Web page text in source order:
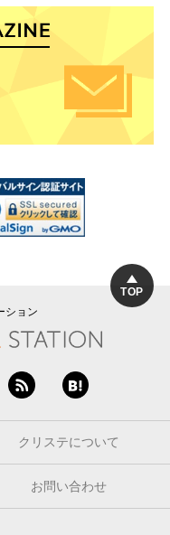
TOP
ション
クリステについて
お問い合わせ